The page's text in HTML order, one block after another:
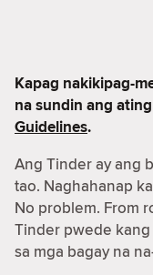
Kapag nakikipag-
na sundin ang ating
Guidelines.
Ang Tinder ay ang
tao. Naghahanap
No problem. From
Tinder pwede
sa mga bagay na